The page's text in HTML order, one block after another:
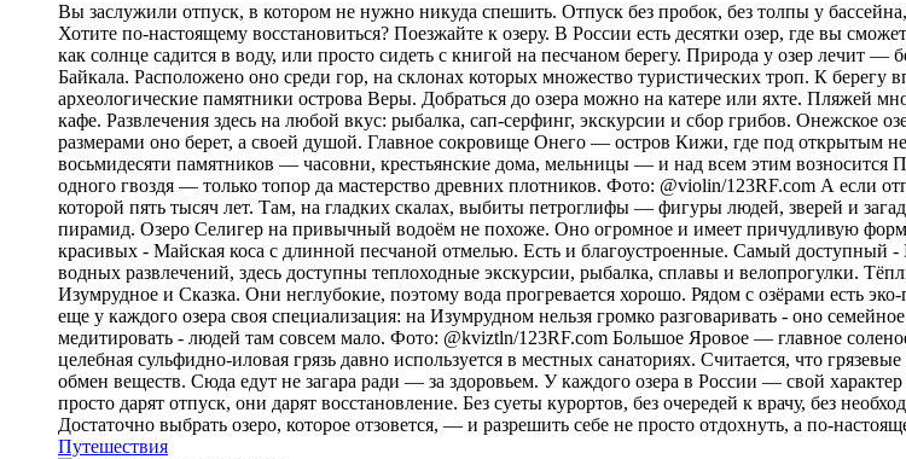
Вы заслужили отпуск, в котором не нужно никуда спешить. Отпуск без пробок, без толпы у
Хотите по-настоящему восстановиться? Поезжайте к озеру. В России есть десятки озер, где вы
как солнце садится в воду, или просто сидеть с книгой на песчаном берегу. Природа у озер лечит
Байкала. Расположено оно среди гор, на склонах которых множество туристических троп. К
археологические памятники острова Веры. Добраться до озера можно на катере или яхте. Пляжей
кафе. Развлечения здесь на любой вкус: рыбалка, сап-серфинг, экскурсии и сбор грибов.
размерами оно берет, а своей душой. Главное сокровище Онего — остров Кижи, где под открытым
восьмидесяти памятников — часовни, крестьянские дома, мельницы — и над всем этим возносится
одного гвоздя — только топор да мастерство древних плотников. Фото: @violin/123RF.com А если
которой пять тысяч лет. Там, на гладких скалах, выбиты петроглифы — фигуры людей, зверей и
пирамид. Озеро Селигер на привычный водоём не похоже. Оно огромное и имеет причудливую
красивых - Майская коса с длинной песчаной отмелью. Есть и благоустроенные. Самый
водных развлечений, здесь доступны теплоходные экскурсии, рыбалка, сплавы и велопрогулки.
Изумрудное и Сказка. Они неглубокие, поэтому вода прогревается хорошо. Рядом с озёрами есть
еще у каждого озера своя специализация: на Изумрудном нельзя громко разговаривать - оно
медитировать - людей там совсем мало. Фото: @kviztln/123RF.com Большое Яровое — главное
целебная сульфидно-иловая грязь давно используется в местных санаториях. Считается, что
обмен веществ. Сюда едут не загара ради — за здоровьем. У каждого озера в России — свой
просто дарят отпуск, они дарят восстановление. Без суеты курортов, без очередей к врачу, без
Достаточно выбрать озеро, которое отзовется, — и разрешить себе не просто отдохнуть, а по-
Путешествия